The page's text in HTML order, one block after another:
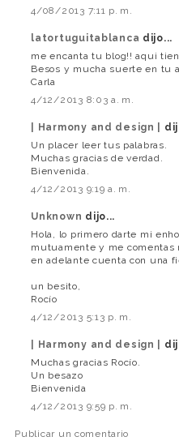
4/08/2013 7:11 p. m.
latortuguitablanca dijo...
me encanta tu blog!! aqui
Besos y mucha suerte en tu
Carla
4/12/2013 8:03 a. m.
| Harmony and design |
Un placer leer tus palabras.
Muchas gracias de verdad.
Bienvenida.
4/12/2013 9:19 a. m.
Unknown dijo...
Hola, lo primero darte mi
mutuamente y me comentas
en adelante cuenta con una
un besito,
Rocío
4/12/2013 5:13 p. m.
| Harmony and design |
Muchas gracias Rocío.
Un besazo
Bienvenida
4/12/2013 9:59 p. m.
Publicar un comentario